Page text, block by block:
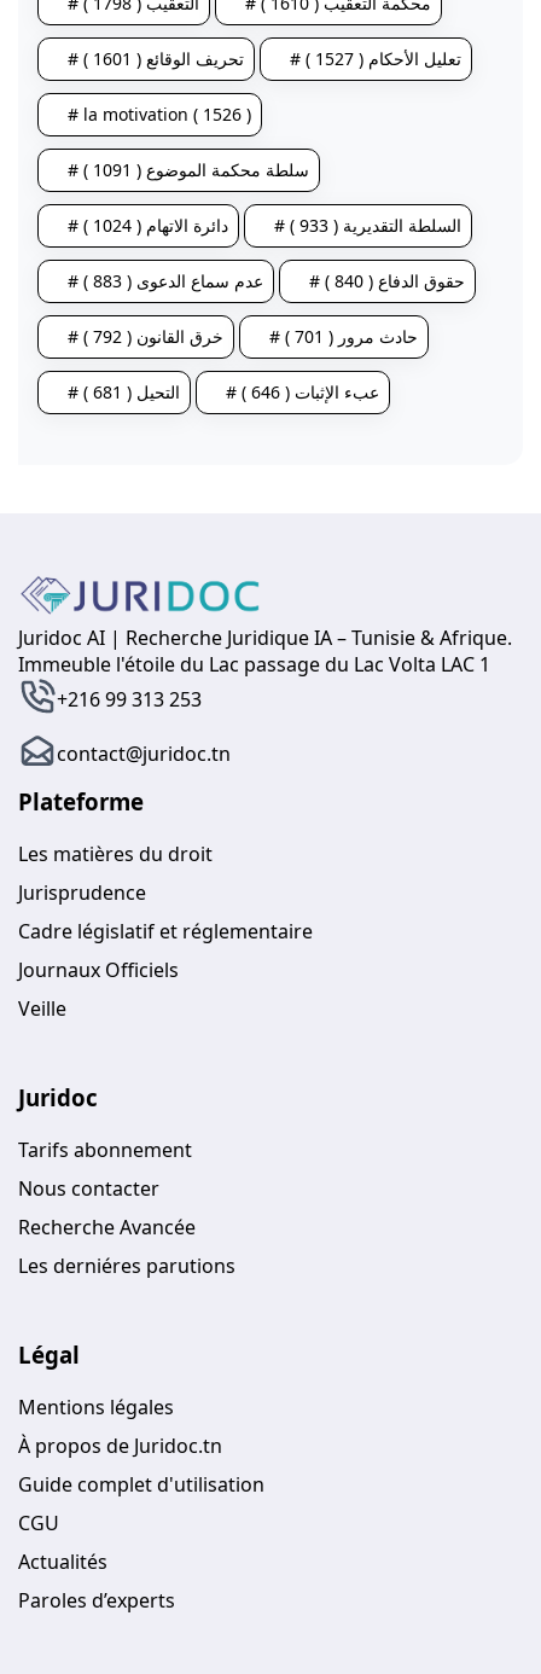
# تحريف الوقائع ( 1601 ) # تعليل الأحكام ( 1527 )
# la motivation ( 1526 )
# سلطة محكمة الموضوع ( 1091 )
# دائرة الاتهام ( 1024 ) # السلطة التقديرية ( 933 )
# عدم سماع الدعوى ( 883 ) # حقوق الدفاع ( 840 )
# خرق القانون ( 792 ) # حادث مرور ( 701 )
# التحيل ( 681 ) # عبء الإثبات ( 646 )
Juridoc AI | Recherche Juridique IA – Tunisie & Afrique.
Immeuble l'étoile du Lac passage du Lac Volta LAC 1
+216 99 313 253
contact@juridoc.tn
Plateforme
Les matières du droit
Jurisprudence
Cadre législatif et réglementaire
Journaux Officiels
Veille
Juridoc
Tarifs abonnement
Nous contacter
Recherche Avancée
Les derniéres parutions
Légal
Mentions légales
À propos de Juridoc.tn
Guide complet d'utilisation
CGU
Actualités
Paroles d’experts